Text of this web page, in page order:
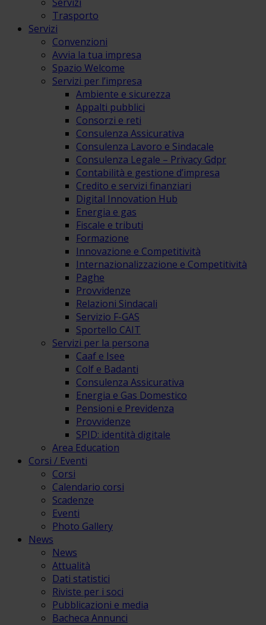
Trasporto
Servizi
Convenzioni
Avvia la tua impresa
Spazio Welcome
Servizi per l’impresa
Ambiente e sicurezza
Appalti pubblici
Consorzi e reti
Consulenza Assicurativa
Consulenza Lavoro e Sindacale
Consulenza Legale – Privacy Gdpr
Contabilità e gestione d’impresa
Credito e servizi finanziari
Digital Innovation Hub
Energia e gas
Fiscale e tributi
Formazione
Innovazione e Competitività
Internazionalizzazione e Competitività
Paghe
Provvidenze
Relazioni Sindacali
Servizio F-GAS
Sportello CAIT
Servizi per la persona
Caaf e Isee
Colf e Badanti
Consulenza Assicurativa
Energia e Gas Domestico
Pensioni e Previdenza
Provvidenze
SPID: identità digitale
Area Education
Corsi / Eventi
Corsi
Calendario corsi
Scadenze
Eventi
Photo Gallery
News
News
Attualità
Dati statistici
Riviste per i soci
Pubblicazioni e media
Bacheca Annunci